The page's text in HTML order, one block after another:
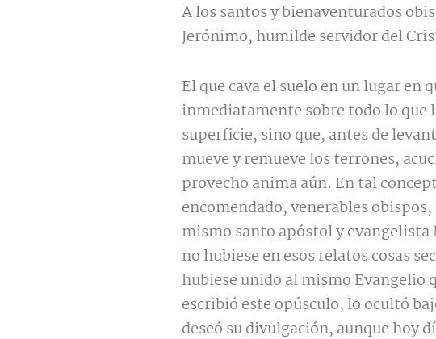
A los santos y bienaventurados
Jerónimo, humilde servidor del
El que cava el suelo en un lugar en
inmediatamente sobre todo lo que
superficie, sino que, antes de
mueve y remueve los terrones,
provecho anima aún. En tal
encomendado, venerables
mismo santo apóstol y
no hubiese en esos relatos cosas
hubiese unido al mismo Evangelio
escribió este opúsculo, lo ocultó
deseó su divulgación, aunque hoy